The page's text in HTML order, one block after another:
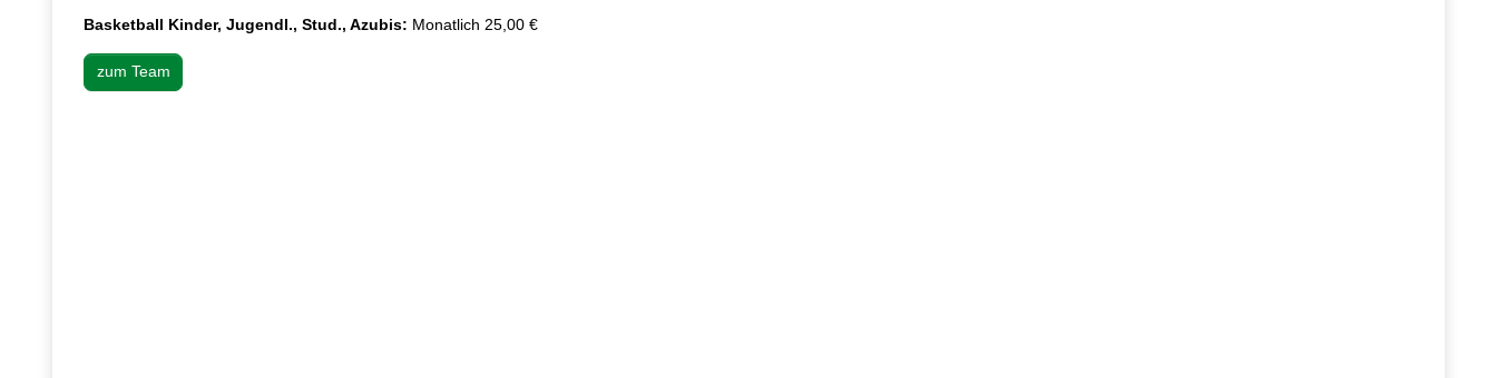
Basketball Kinder, Jugendl., Stud., Azubis: Monatlich 25,00 €
zum Team